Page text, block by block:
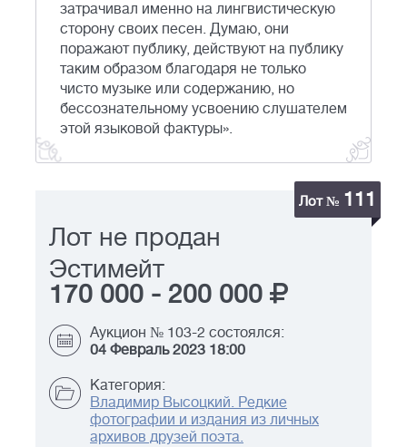
затрачивал именно на лингвистическую
сторону своих песен. Думаю, они
поражают публику, действуют на публику
таким образом благодаря не только
чисто музыке или содержанию, но
бессознательному усвоению слушателем
этой языковой фактуры».
Лот № 111
Лот не продан
Эстимейт
170 000 - 200 000
Аукцион № 103-2 состоялся:
04 Февраль 2023 18:00
Категория:
Владимир Высоцкий. Редкие
фотографии и издания из личных
архивов друзей поэта.